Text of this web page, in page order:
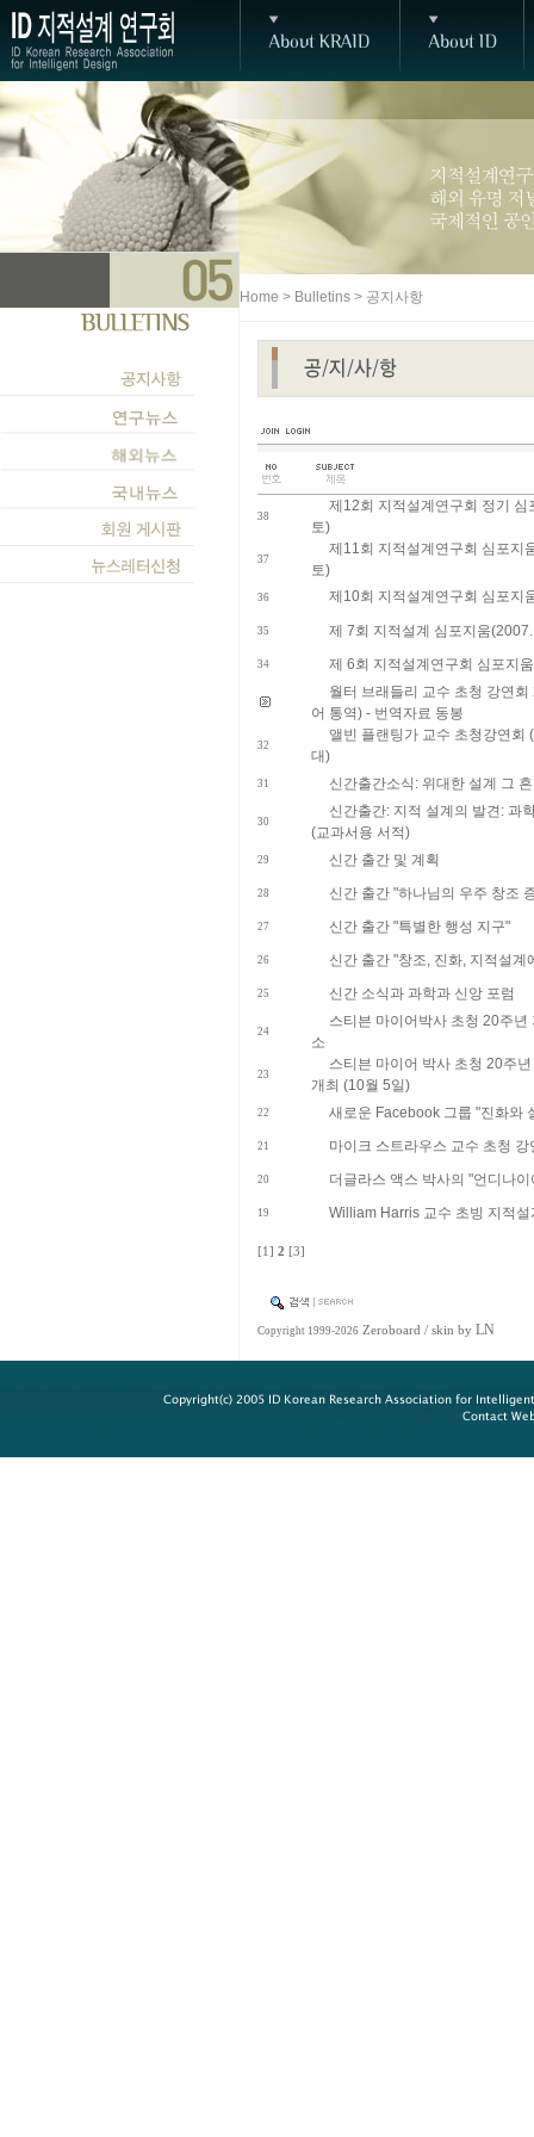
Home > Bulletins > 공지사항
38
제12회 지적설계연구회 정기
토)
37
제11회 지적설계연구회 심포지
토)
36 제10회 지적설계연구회 심포지
35 제 7회 지적설계 심포지움
34
제 6회 지적설계연구회 심포지
월터 브래들리 교수 초청 강연
어 통역) - 번역자료 동봉
32
앨빈 플랜팅가 교수 초청강연회
대)
31 신간출간소식: 위대한 설계 그
30
신간출간: 지적 설계의 발견: 과
(교과서용 서적)
29 신간 출간 및 계획
28 신간 출간 "하나님의 우주 창조
27 신간 출간 "특별한 행성 지구"
26 신간 출간 "창조, 진화, 지적설계
25 신간 소식과 과학과 신앙 포럼
24
스티븐 마이어박사 초청 20주
소
23
스티븐 마이어 박사 초청 20주
개최 (10월 5일)
22 새로운 Facebook 그룹 "진화와
21 마이크 스트라우스 교수 초청
20 더글라스 액스 박사의 "언디나
19 William Harris 교수 초빙 지적설
[1] 2 [3]
Copyright 1999-2026 Zeroboard / skin by LN